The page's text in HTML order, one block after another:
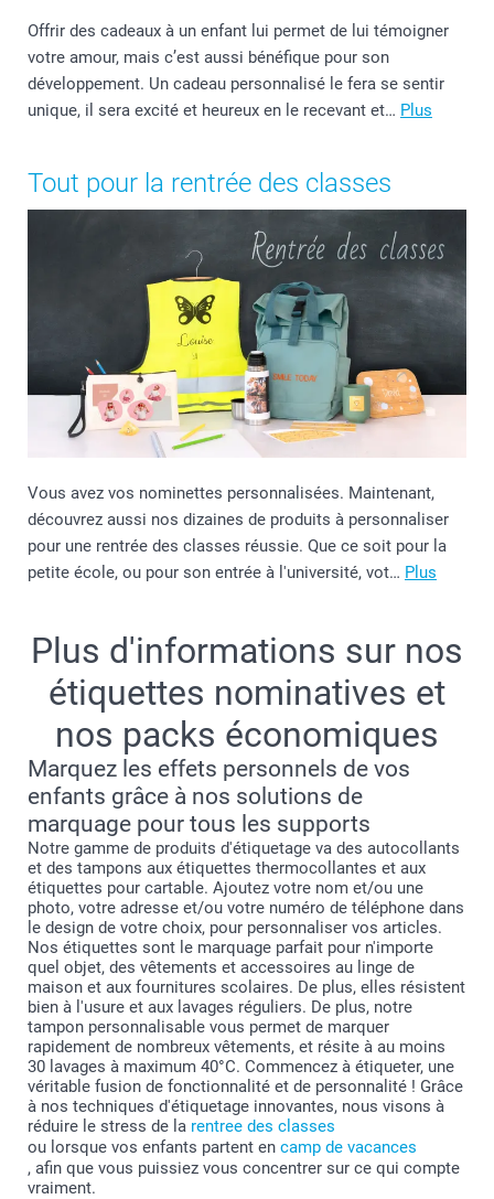
Offrir des cadeaux à un enfant lui permet de lui témoigner
votre amour, mais c’est aussi bénéfique pour son
développement. Un cadeau personnalisé le fera se sentir
unique, il sera excité et heureux en le recevant et… Plus
Tout pour la rentrée des classes
Vous avez vos nominettes personnalisées. Maintenant,
découvrez aussi nos dizaines de produits à personnaliser
pour une rentrée des classes réussie. Que ce soit pour la
petite école, ou pour son entrée à l'université, vot… Plus
Plus d'informations sur nos
étiquettes nominatives et
nos packs économiques
Marquez les effets personnels de vos
enfants grâce à nos solutions de
marquage pour tous les supports
Notre gamme de produits d'étiquetage va des autocollants
et des tampons aux étiquettes thermocollantes et aux
étiquettes pour cartable. Ajoutez votre nom et/ou une
photo, votre adresse et/ou votre numéro de téléphone dans
le design de votre choix, pour personnaliser vos articles.
Nos étiquettes sont le marquage parfait pour n'importe
quel objet, des vêtements et accessoires au linge de
maison et aux fournitures scolaires. De plus, elles résistent
bien à l'usure et aux lavages réguliers. De plus, notre
tampon personnalisable vous permet de marquer
rapidement de nombreux vêtements, et résite à au moins
30 lavages à maximum 40°C. Commencez à étiqueter, une
véritable fusion de fonctionnalité et de personnalité ! Grâce
à nos techniques d'étiquetage innovantes, nous visons à
réduire le stress de la rentree des classes
ou lorsque vos enfants partent en camp de vacances
, afin que vous puissiez vous concentrer sur ce qui compte
vraiment.